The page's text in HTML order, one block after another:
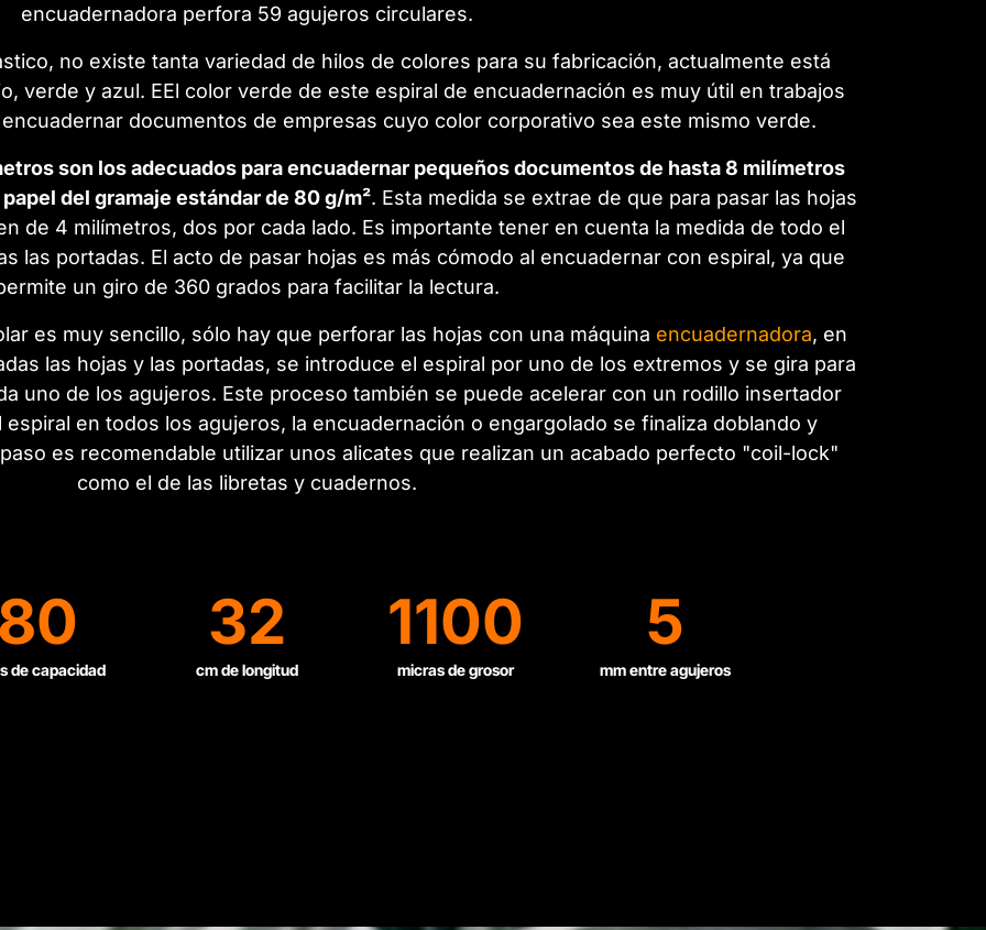
encuadernadora perfora 59 agujeros circulares.
no existe tanta variedad de hilos de colores para su fabricación, actualmente está
verde y azul. EEl color verde de este espiral de encuadernación es muy útil en trabajos
documentos de empresas cuyo color corporativo sea este mismo verde.
son los adecuados para encuadernar pequeños documentos de hasta 8 milímetros
del gramaje estándar de 80 g/m². Esta medida se extrae de que para pasar las hojas
de 4 milímetros, dos por cada lado. Es importante tener en cuenta la medida de todo el
las portadas. El acto de pasar hojas es más cómodo al encuadernar con espiral, ya que
un giro de 360 grados para facilitar la lectura.
es muy sencillo, sólo hay que perforar las hojas con una máquina encuadernadora, en
las hojas y las portadas, se introduce el espiral por uno de los extremos y se gira para
uno de los agujeros. Este proceso también se puede acelerar con un rodillo insertador
en todos los agujeros, la encuadernación o engargolado se finaliza doblando y
es recomendable utilizar unos alicates que realizan un acabado perfecto "coil-lock"
como el de las libretas y cuadernos.
de capacidad
32
cm de longitud
1100
micras de grosor
5
mm entre agujeros